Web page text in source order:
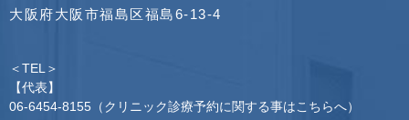
大阪府大阪市福島区福島6-13-4
＜TEL＞
【代表】
06-6454-8155 （クリニック診療予約に関する事はこちらへ）